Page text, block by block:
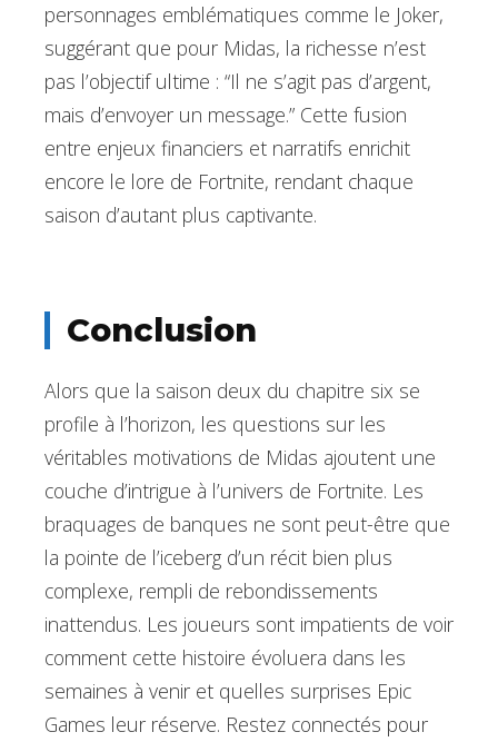
personnages emblématiques comme le Joker,
suggérant que pour Midas, la richesse n’est
pas l’objectif ultime : “Il ne s’agit pas d’argent,
mais d’envoyer un message.” Cette fusion
entre enjeux financiers et narratifs enrichit
encore le lore de Fortnite, rendant chaque
saison d’autant plus captivante.
Conclusion
Alors que la saison deux du chapitre six se
profile à l’horizon, les questions sur les
véritables motivations de Midas ajoutent une
couche d’intrigue à l’univers de Fortnite. Les
braquages de banques ne sont peut-être que
la pointe de l’iceberg d’un récit bien plus
complexe, rempli de rebondissements
inattendus. Les joueurs sont impatients de voir
comment cette histoire évoluera dans les
semaines à venir et quelles surprises Epic
Games leur réserve. Restez connectés pour